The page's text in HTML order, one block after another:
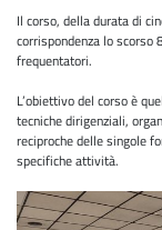
Il corso, della durata di
corrispondenza lo scorso
frequentatori.
L’obiettivo del corso è
tecniche dirigenziali,
reciproche delle singole
specifiche attività.